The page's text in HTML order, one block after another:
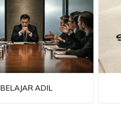
BELAJAR ADIL